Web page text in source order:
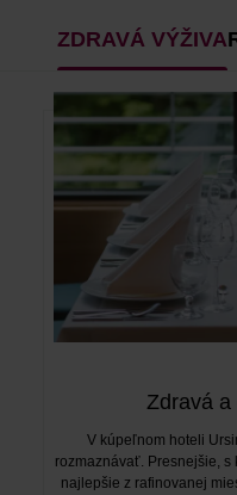
ZDRAVÁ VÝŽIVA
Zdravá a
V kúpeľnom hoteli
rozmaznávať. Presnejšie, s
najlepšie z rafinovanej